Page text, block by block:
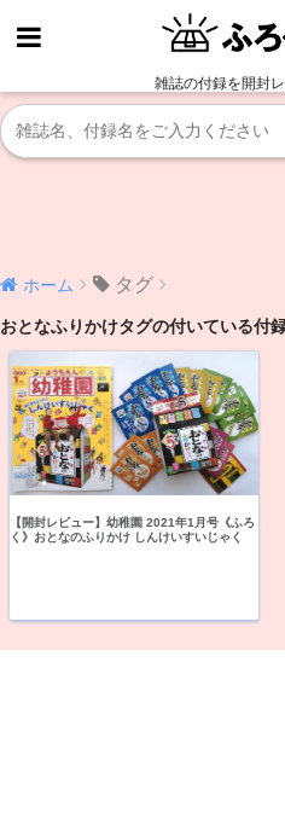
雑誌の付録を開封
ホーム タグ
おとなふりかけタグの付いている付
【開封レビュー】幼稚園 2021年1月号《ふろ
く》おとなのふりかけ しんけいすいじゃく